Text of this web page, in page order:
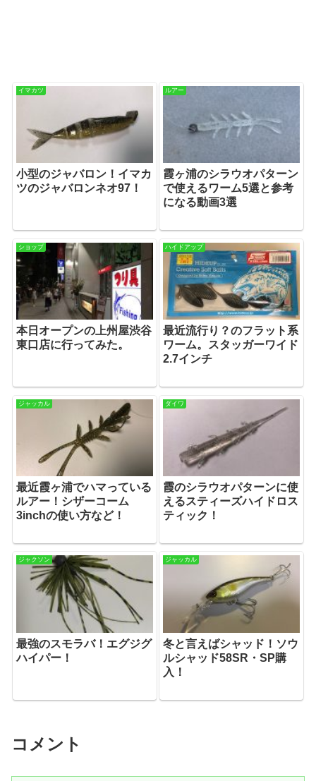
イマカツ
小型のジャバロン！イマカ
ツのジャバロンネオ97！
ルアー
霞ヶ浦のシラウオパターン
で使えるワーム5選と参考
になる動画3選
ショップ
本日オープンの上州屋渋谷
東口店に行ってみた。
ハイドアップ
最近流行り？のフラット系
ワーム。スタッガーワイド
2.7インチ
ジャッカル
最近霞ヶ浦でハマっている
ルアー！シザーコーム
3inchの使い方など！
ダイワ
霞のシラウオパターンに使
えるスティーズハイドロス
ティック！
ジャクソン
最強のスモラバ！エグジグ
ハイパー！
ジャッカル
冬と言えばシャッド！ソウ
ルシャッド58SR・SP購
入！
コメント